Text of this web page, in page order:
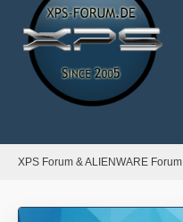
XPS Forum & ALIENWARE Forum